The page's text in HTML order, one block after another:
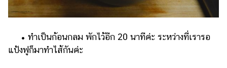
• ทำเป็นก้อนกลม พักไว้อีก 20 นาทีค่ะ ระหว่างที่เรารอ
แป้งฟูก็มาทำไส้กันค่ะ